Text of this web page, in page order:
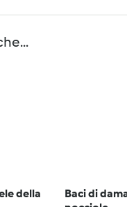
della
Baci di